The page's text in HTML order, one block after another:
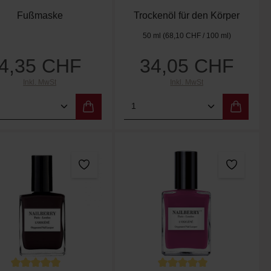
benutze die Schaltflächen um die
Wert ein oder benutze die
Fußmaske
Regulärer Preis:
CHF
Inkl. MwSt
Anzahl: Gib den gewünschten Wert
Trockenöl für den Körper
50 ml (68,10 CHF / 100 ml)
Regulärer Preis:
34,05 CHF
Inkl. MwSt
Produkt Anzahl: Gib